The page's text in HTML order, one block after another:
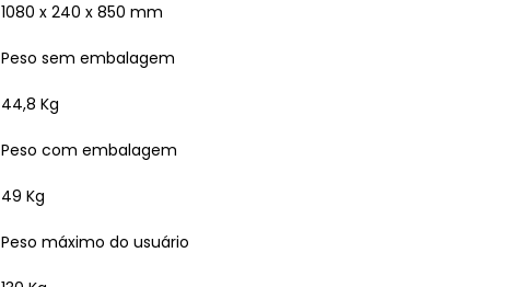
1080 x 240 x 850 mm
Peso sem embalagem
44,8 Kg
Peso com embalagem
49 Kg
Peso máximo do usuário